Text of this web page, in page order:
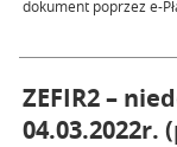
dokument poprzez e-
ZEFIR2 –
04.03.2022r.